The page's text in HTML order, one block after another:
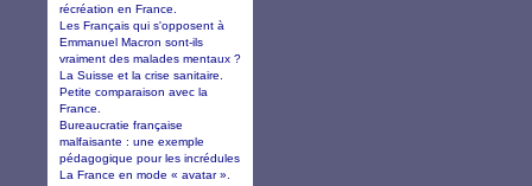
récréation en France.
Les Français qui s'opposent à
Emmanuel Macron sont-ils
vraiment des malades mentaux ?
La Suisse et la crise sanitaire.
Petite comparaison avec la
France.
Bureaucratie française
malfaisante : une exemple
pédagogique pour les incrédules
La France en mode « avatar ».